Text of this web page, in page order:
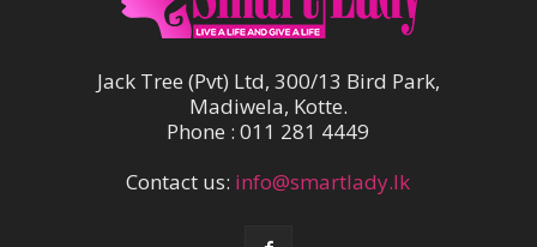
Jack Tree (Pvt) Ltd, 300/13 Bird Park,
Madiwela, Kotte.
Phone : 011 281 4449
Contact us: info@smartlady.lk